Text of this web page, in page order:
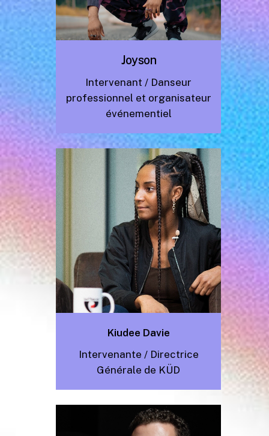
Joyson
Intervenant / Danseur
professionnel et organisateur
événementiel
Kiudee Davie
Intervenante / Directrice
Générale de KÜD